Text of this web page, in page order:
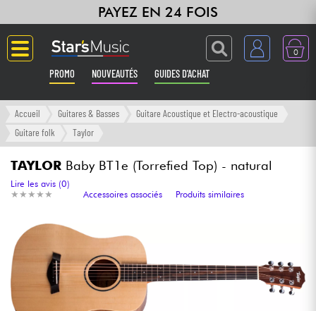
PAYEZ EN 24 FOIS
0
PROMO NOUVEAUTÉS GUIDES D'ACHAT
Langue
Amplis & Effets
Synthés & Sampleurs
Home Studio
Accueil Guitares & Basses
Guitare Acoustique et Electro-acoustique
Guitare folk
Taylor
TAYLOR Baby BT1e (Torrefied Top) - natural
★ ★ ★ ★ ★
★ ★ ★ ★ ★
Lire les avis (0)
Accessoires associés
Produits similaires